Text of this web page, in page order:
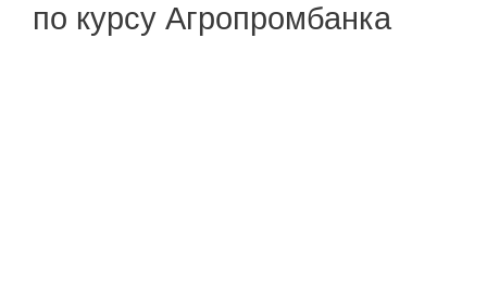
по курсу Агропромбанка